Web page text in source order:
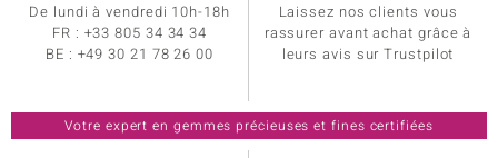
De lundi à vendredi 10h-18h
FR : +33 805 34 34 34
BE : +49 30 21 78 26 00
Laissez nos clients vous
rassurer avant achat grâce à
leurs avis sur Trustpilot
Votre expert en gemmes précieuses et fines certifiées